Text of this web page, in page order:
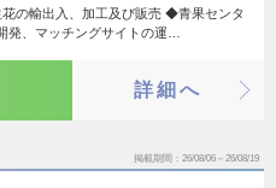
の輸出入、加工及び販売 ◆青果センタ
、マッチングサイトの運…
詳細へ
掲載期間 26/08/06～26/08/19